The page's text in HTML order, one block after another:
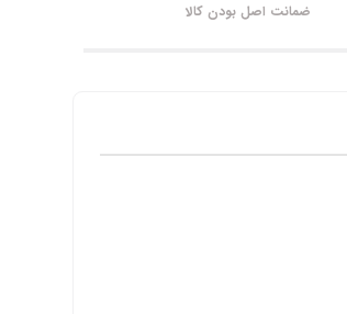
ضمانت اصل بودن کالا